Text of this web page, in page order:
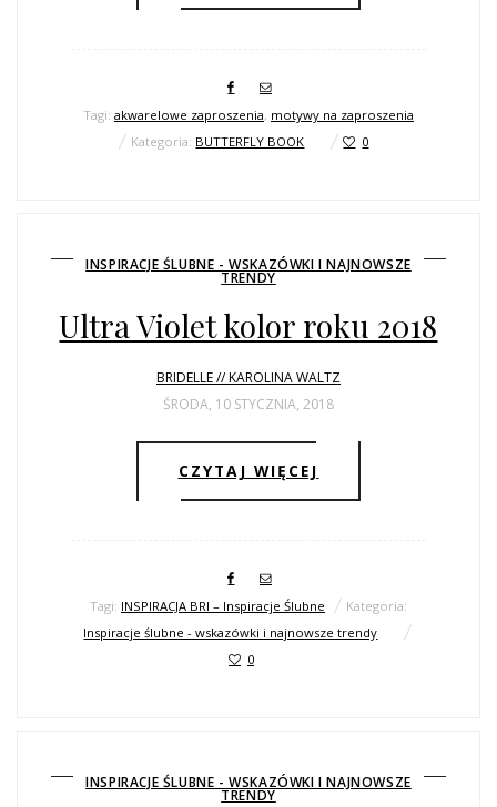
Tagi: akwarelowe zaproszenia, motywy na zaproszenia
Kategoria: BUTTERFLY BOOK 0
INSPIRACJE ŚLUBNE - WSKAZÓWKI I NAJNOWSZE
TRENDY
Ultra Violet kolor roku 2018
BRIDELLE // KAROLINA WALTZ
ŚRODA, 10 STYCZNIA, 2018
CZYTAJ WIĘCEJ
Tagi: INSPIRACJA BRI – Inspiracje Ślubne
Kategoria:
Inspiracje ślubne - wskazówki i najnowsze trendy
0
INSPIRACJE ŚLUBNE - WSKAZÓWKI I NAJNOWSZE
TRENDY